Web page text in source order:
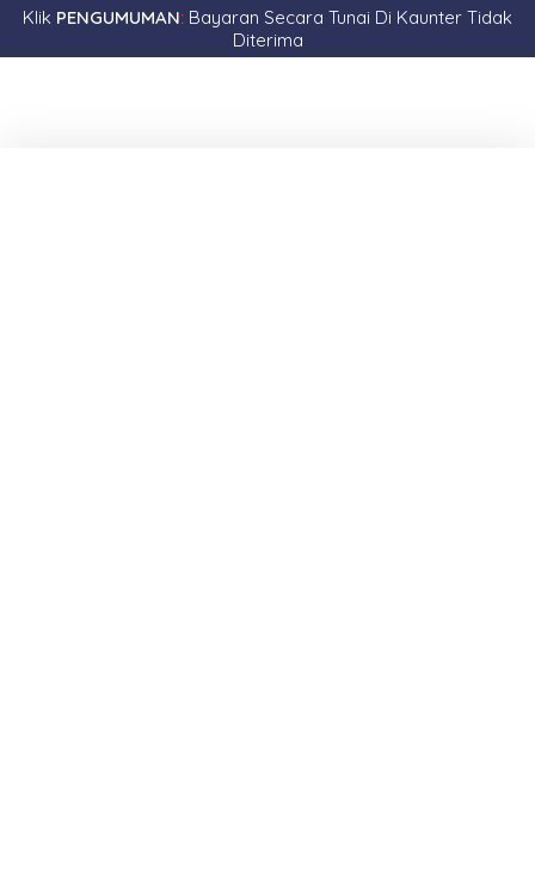
Klik PENGUMUMAN: Bayaran Secara Tunai Di Kaunter Tidak
Diterima